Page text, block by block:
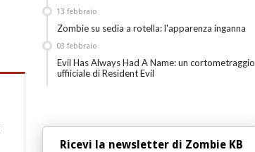
Zombie su sedia a rotella: l'apparenza inganna
13 febbraio
Evil Has Always Had A Name: un cortometraggio
uffiiciale di Resident Evil
03 febbraio
Ricevi la newsletter di Zombie KB